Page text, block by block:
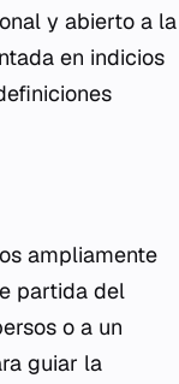
y abierto a la
en indicios
ampliamente
partida del
o a un
guiar la